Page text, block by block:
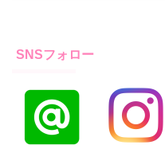
SNSフォロー